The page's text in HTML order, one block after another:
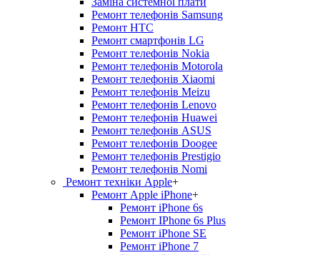
Ремонт телефонів Samsung
Ремонт HTC
Ремонт смартфонів LG
Ремонт телефонів Nokia
Ремонт телефонів Motorola
Ремонт телефонів Xiaomi
Ремонт телефонів Meizu
Ремонт телефонів Lenovo
Ремонт телефонів Huawei
Ремонт телефонів ASUS
Ремонт телефонів Doogee
Ремонт телефонів Prestigio
Ремонт телефонів Nomi
Ремонт техніки Apple+
Ремонт Apple iPhone+
Ремонт iPhone 6s
Ремонт IPhone 6s Plus
Ремонт iPhone SE
Ремонт iPhone 7